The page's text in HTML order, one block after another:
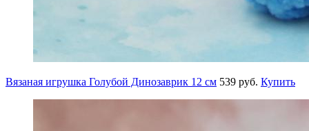
Вязаная игрушка Голубой Динозаврик 12 см 539 руб. Купить